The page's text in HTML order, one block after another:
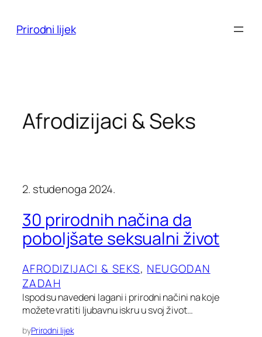
Prirodni lijek
Afrodizijaci & Seks
2. studenoga 2024.
30 prirodnih načina da
poboljšate seksualni život
AFRODIZIJACI & SEKS, NEUGODAN
ZADAH
Ispod su navedeni lagani i prirodni načini na koje
možete vratiti ljubavnu iskru u svoj život…
byPrirodni lijek